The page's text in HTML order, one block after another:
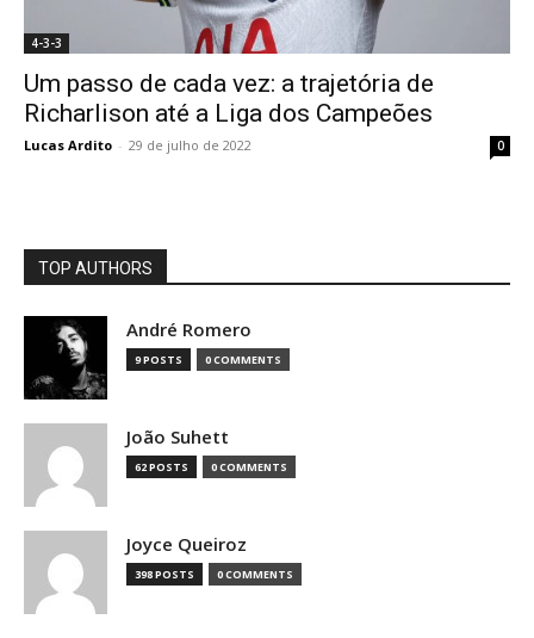
4-3-3
Um passo de cada vez: a trajetória de
Richarlison até a Liga dos Campeões
Lucas Ardito - 29 de julho de 2022 0
TOP AUTHORS
André Romero
9 POSTS 0 COMMENTS
João Suhett
62 POSTS 0 COMMENTS
Joyce Queiroz
398 POSTS 0 COMMENTS